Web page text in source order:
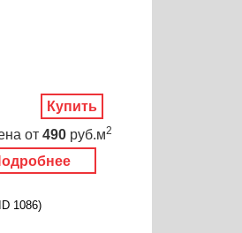
от 490 руб.м2
Купить
1086)